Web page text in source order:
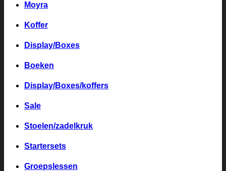
Moyra
Koffer
Display/Boxes
Boeken
Display/Boxes/koffers
Sale
Stoelen/zadelkruk
Startersets
Groepslessen